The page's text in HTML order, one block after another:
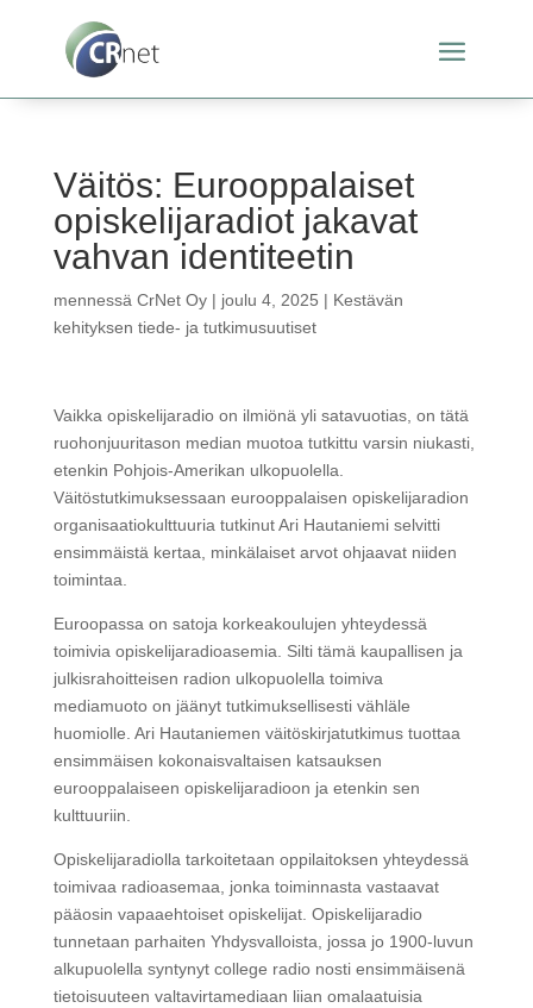
Väitös: Eurooppalaiset
opiskelijaradiot jakavat
vahvan identiteetin
mennessä CrNet Oy| joulu 4, 2025 | Kestävän
kehityksen tiede- ja tutkimusuutiset
Vaikka opiskelijaradio on ilmiönä yli satavuotias, on tätä
ruohonjuuritason median muotoa tutkittu varsin niukasti,
etenkin Pohjois-Amerikan ulkopuolella.
Väitöstutkimuksessaan eurooppalaisen opiskelijaradion
organisaatiokulttuuria tutkinut Ari Hautaniemi selvitti
ensimmäistä kertaa, minkälaiset arvot ohjaavat niiden
toimintaa.
Euroopassa on satoja korkeakoulujen yhteydessä
toimivia opiskelijaradioasemia. Silti tämä kaupallisen ja
julkisrahoitteisen radion ulkopuolella toimiva
mediamuoto on jäänyt tutkimuksellisesti vähläle
huomiolle. Ari Hautaniemen väitöskirjatutkimus tuottaa
ensimmäisen kokonaisvaltaisen katsauksen
eurooppalaiseen opiskelijaradioon ja etenkin sen
kulttuuriin.
Opiskelijaradiolla tarkoitetaan oppilaitoksen yhteydessä
toimivaa radioasemaa, jonka toiminnasta vastaavat
pääosin vapaaehtoiset opiskelijat. Opiskelijaradio
tunnetaan parhaiten Yhdysvalloista, jossa jo 1900-luvun
alkupuolella syntynyt college radio nosti ensimmäisenä
tietoisuuteen valtavirtamediaan liian omalaatuisia